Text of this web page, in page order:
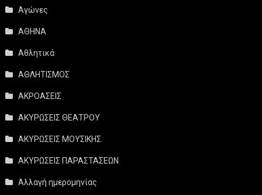
Αγώνες
ΑΘΗΝΑ
Αθλητικά
ΑΘΛΗΤΙΣΜΟΣ
ΑΚΡΟΑΣΕΙΣ
ΑΚΥΡΩΣΕΙΣ ΘΕΑΤΡΟΥ
ΑΚΥΡΩΣΕΙΣ ΜΟΥΣΙΚΗΣ
ΑΚΥΡΩΣΕΙΣ ΠΑΡΑΣΤΑΣΕΩΝ
Αλλαγή ημερομηνίας